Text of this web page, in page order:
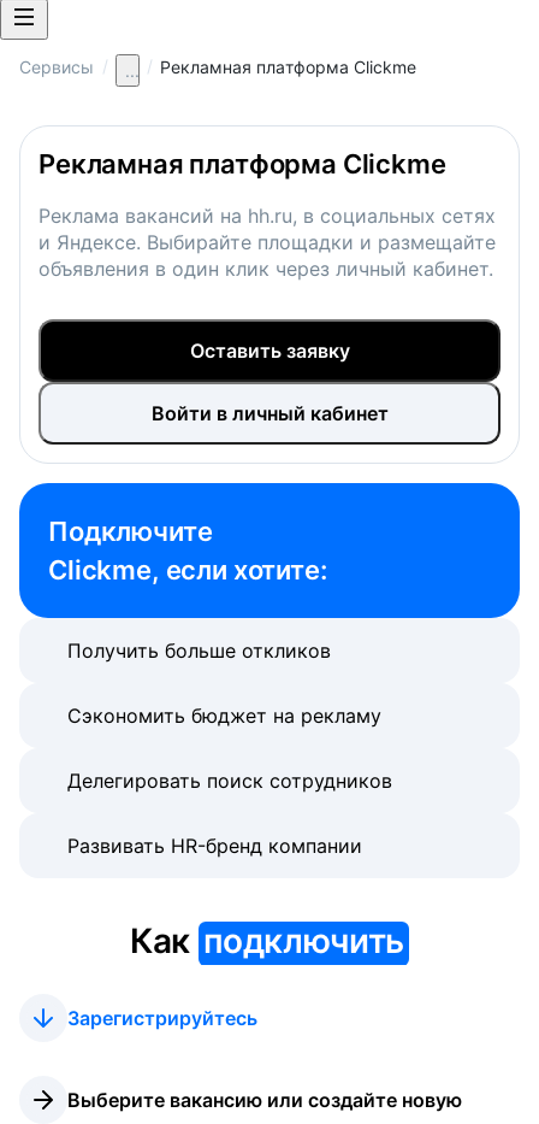
Сервисы / ... / Рекламная платформа Clickme
Рекламная платформа Clickme
Реклама вакансий на hh.ru, в социальных сетях
и Яндексе. Выбирайте площадки и размещайте
объявления в один клик через личный кабинет.
Оставить заявку
Войти в личный кабинет
Подключите
Clickme, если хотите:
Получить больше откликов
Сэкономить бюджет на рекламу
Делегировать поиск сотрудников
Развивать HR-бренд компании
Как подключить
Зарегистрируйтесь
Выберите вакансию или создайте новую